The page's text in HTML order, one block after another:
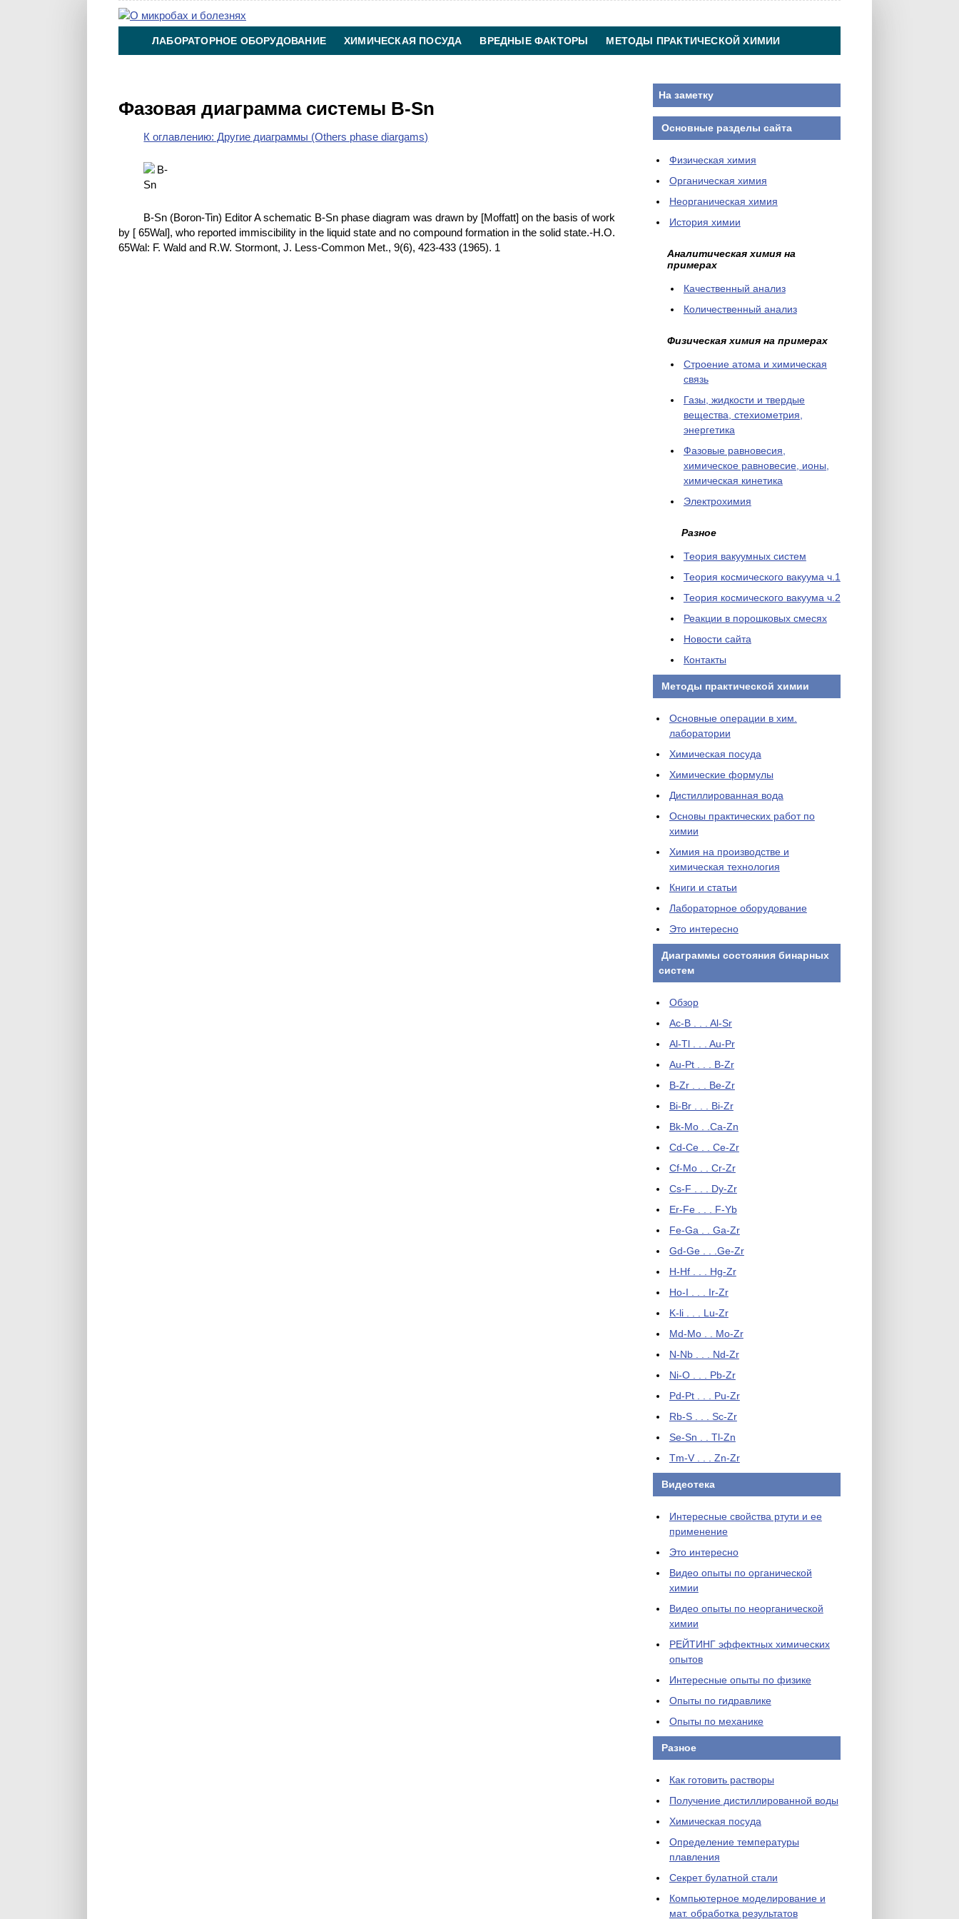
ЛАБОРАТОРНОЕ ОБОРУДОВАНИЕ ХИМИЧЕСКАЯ ПОСУДА ВРЕДНЫЕ ФАКТОРЫ МЕТОДЫ ПРАКТИЧЕСКОЙ ХИМИИ
Фазовая диаграмма системы B-Sn
К оглавлению: Другие диаграммы (Others phase diargams)
B-Sn (Boron-Tin) Editor A schematic B-Sn phase diagram was drawn by [Moffatt] on the basis of work
by [ 65Wal], who reported immiscibility in the liquid state and no compound formation in the solid state.-H.O.
65Wal: F. Wald and R.W. Stormont, J. Less-Common Met., 9(6), 423-433 (1965). 1
На заметку
Основные разделы сайта
Физическая химия
Органическая химия
Неорганическая химия
История химии
Аналитическая химия на
примерах
Качественный анализ
Количественный анализ
Физическая химия на примерах
Cтроение атома и химическая
связь
Газы, жидкости и твердые
вещества, стехиометрия,
энергетика
Фазовые равновесия,
химическое равновесие, ионы,
химическая кинетика
Электрохимия
Разное
Теория вакуумных систем
Теория космического вакуума ч.1
Теория космического вакуума ч.2
Реакции в порошковых смесях
Новости сайта
Контакты
Методы практической химии
Основные операции в хим.
лаборатории
Химическая посуда
Химические формулы
Дистиллированная вода
Основы практических работ по
химии
Химия на производстве и
химическая технология
Книги и статьи
Лабораторное оборудование
Это интересно
Диаграммы состояния бинарных
систем
Обзор
Ac-B . . . Al-Sr
Al-Tl . . . Au-Pr
Au-Pt . . . B-Zr
B-Zr . . . Be-Zr
Bi-Br . . . Bi-Zr
Bk-Mo . .Ca-Zn
Cd-Ce . . Ce-Zr
Cf-Mo . . Cr-Zr
Cs-F . . . Dy-Zr
Er-Fe . . . F-Yb
Fe-Ga . . Ga-Zr
Gd-Ge . . .Ge-Zr
H-Hf . . . Hg-Zr
Ho-I . . . Ir-Zr
K-li . . . Lu-Zr
Md-Mo . . Mo-Zr
N-Nb . . . Nd-Zr
Ni-O . . . Pb-Zr
Pd-Pt . . . Pu-Zr
Rb-S . . . Sc-Zr
Se-Sn . . Tl-Zn
Tm-V . . . Zn-Zr
Видеотека
Интересные свойства ртути и ее
применение
Это интересно
Видео опыты по органической
химии
Видео опыты по неорганической
химии
РЕЙТИНГ эффектных химических
опытов
Интересные опыты по физике
Опыты по гидравлике
Опыты по механике
Разное
Как готовить растворы
Получение дистиллированной воды
Химическая посуда
Определение температуры
плавления
Секрет булатной стали
Компьютерное моделирование и
мат. обработка результатов